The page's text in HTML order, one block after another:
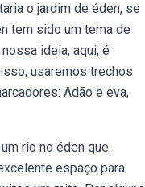
o jardim de éden, se
tem sido um tema de
ideia, aqui, é
usaremos trechos
Adão e eva,
rio no éden que.
espaço para